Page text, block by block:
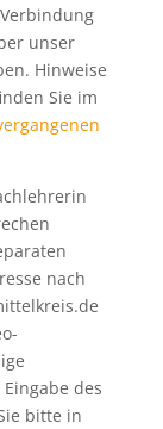
unser
Hinweise
Sie im
nach
des
bitte in